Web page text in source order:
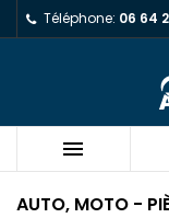
Téléphone: 06 64

AUTO, MOTO -